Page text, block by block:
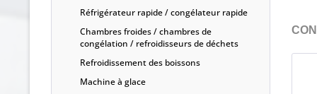
Réfrigérateur rapide / congélateur rapide
Chambres froides / chambres de
congélation / refroidisseurs de déchets
Refroidissement des boissons
Machine à glace